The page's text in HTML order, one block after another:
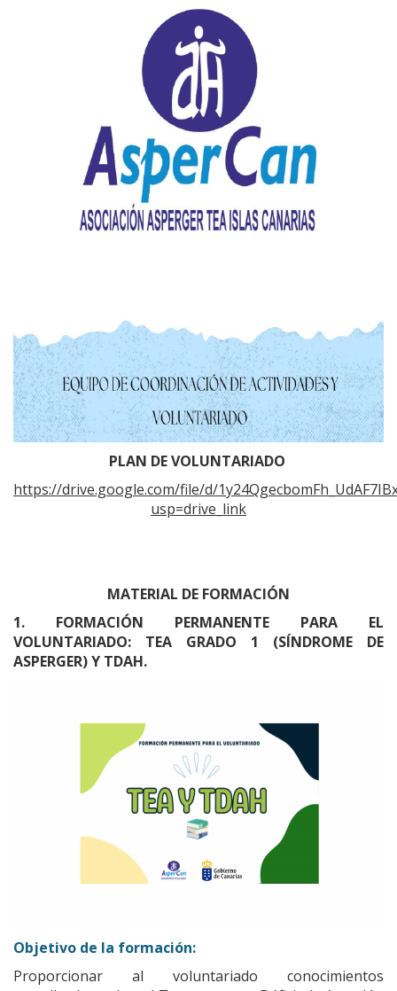
PLAN DE VOLUNTARIADO
https://drive.google.com/file/d/
usp=drive_link
MATERIAL DE FORMACIÓN
1. FORMACIÓN PERMANENTE PARA EL
VOLUNTARIADO: TEA GRADO 1 (SÍNDROME DE
ASPERGER) Y TDAH.
Objetivo de la formación:
Proporcionar al voluntariado conocimientos